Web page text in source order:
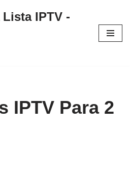
Lista IPTV -
IPTV Para 2